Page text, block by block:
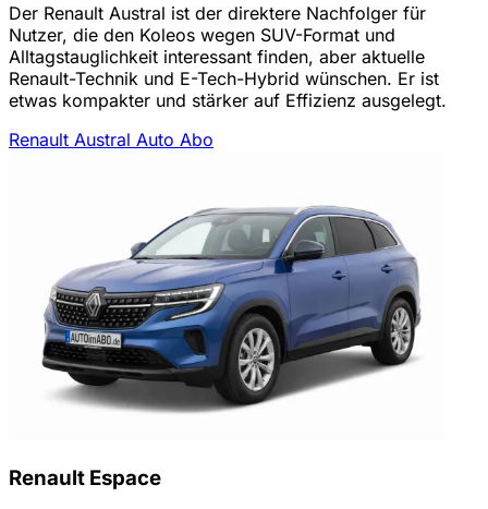
Der Renault Austral ist der direktere Nachfolger für
Nutzer, die den Koleos wegen SUV-Format und
Alltagstauglichkeit interessant finden, aber aktuelle
Renault-Technik und E-Tech-Hybrid wünschen. Er ist
etwas kompakter und stärker auf Effizienz ausgelegt.
Renault Austral Auto Abo
Renault Espace